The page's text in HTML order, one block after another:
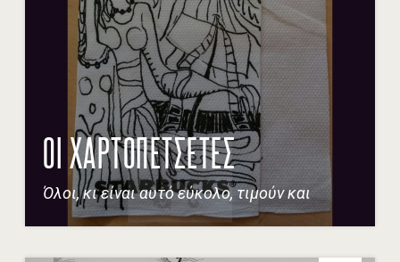
ΟΙ ΧΑΡΤΟΠΕΤΣΕΤΕΣ
Όλοι, κι είναι αυτό εύκολο, τιμούν και